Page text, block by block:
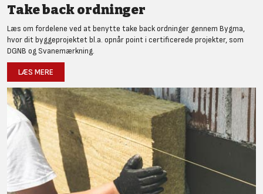
Take back ordninger
Læs om fordelene ved at benytte take back ordninger gennem Bygma,
hvor dit byggeprojektet bl.a. opnår point i certificerede projekter, som
DGNB og Svanemærkning.
LÆS MERE